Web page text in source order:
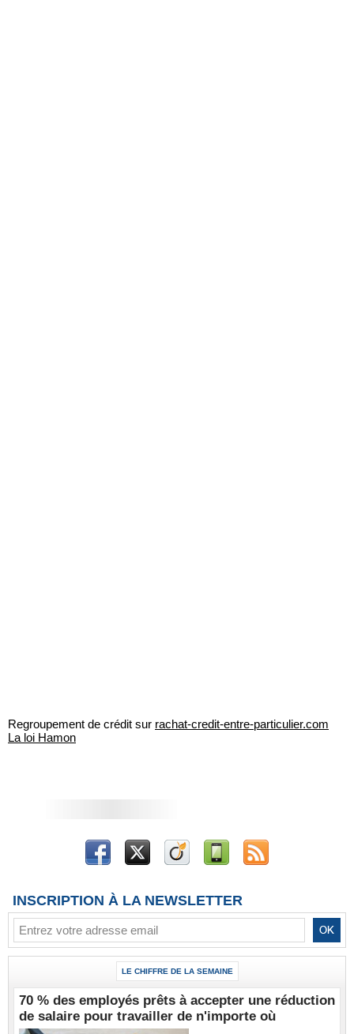
Regroupement de crédit sur rachat-credit-entre-particulier.com
La loi Hamon
INSCRIPTION À LA NEWSLETTER
LE CHIFFRE DE LA SEMAINE
70 % des employés prêts à accepter une réduction
de salaire pour travailler de n'importe où